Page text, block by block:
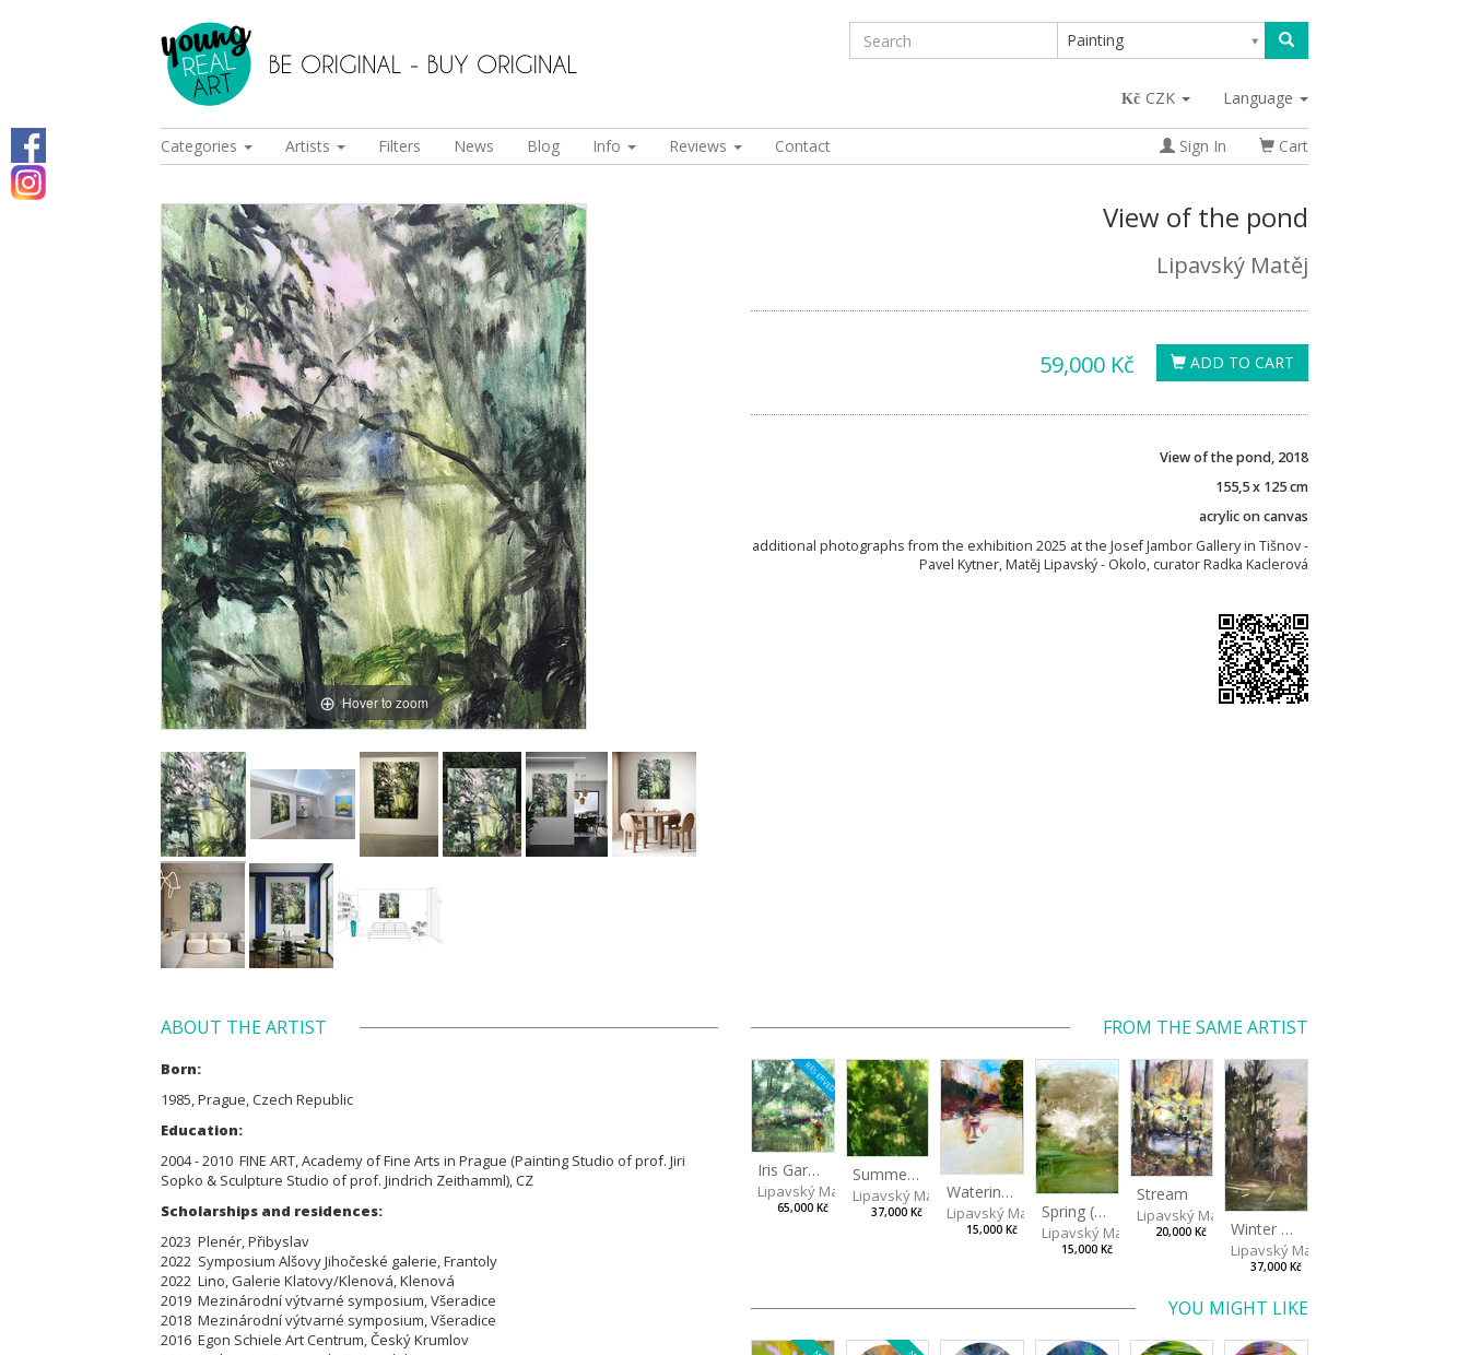
Painting
CZK Language
Categories Artists Filters News Blog Info Reviews Contact Sign In Cart
Hover to zoom
View of the pond
Lipavský Matěj
ADD TO CART
59,000 Kč
View of the pond, 2018
155,5 x 125 cm
acrylic on canvas
additional photographs from the exhibition 2025 at the Josef Jambor Gallery in Tišnov -
Pavel Kytner, Matěj Lipavský - Okolo, curator Radka Kaclerová
ABOUT THE ARTIST
Born:
1985, Prague, Czech Republic
Education:
2004 - 2010 FINE ART, Academy of Fine Arts in Prague (Painting Studio of prof. Jiri
Sopko & Sculpture Studio of prof. Jindrich Zeithamml), CZ
Scholarships and residences:
2023 Plenér, Přibyslav
2022 Symposium Alšovy Jihočeské galerie, Frantoly
2022 Lino, Galerie Klatovy/Klenová, Klenová
2019 Mezinárodní výtvarné symposium, Všeradice
2018 Mezinárodní výtvarné symposium, Všeradice
2016 Egon Schiele Art Centrum, Český Krumlov
FROM THE SAME ARTIST
RESERVED
Iris Garden
Lipavský Matěj
65,000 Kč
Summer Evening
Lipavský Matěj
37,000 Kč
Watering Fountain (Above Stromovka)
Lipavský Matěj
15,000 Kč
Spring (Cold Spring)
Lipavský Matěj
15,000 Kč
Stream
Lipavský Matěj
20,000 Kč Winter Sky
Lipavský Matěj
37,000 Kč
YOU MIGHT LIKE